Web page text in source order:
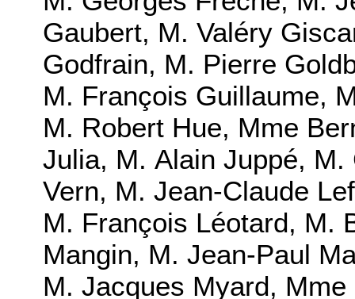
Gaubert, M. Valéry
Godfrain, M. Pierre
M. François Guillaume,
M. Robert Hue, Mme
Julia, M. Alain Juppé, M.
Vern, M. Jean-Claude
M. François Léotard, M.
Mangin, M. Jean-Paul
M. Jacques Myard, Mme